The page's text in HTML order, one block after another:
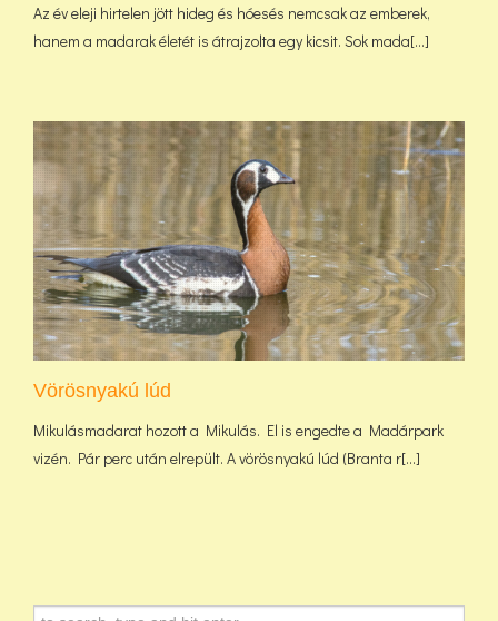
Az év eleji hirtelen jött hideg és hóesés nemcsak az emberek,
hanem a madarak életét is átrajzolta egy kicsit. Sok mada[...]
Vörösnyakú lúd
Mikulásmadarat hozott a Mikulás. El is engedte a Madárpark
vizén. Pár perc után elrepült. A vörösnyakú lúd (Branta r[...]